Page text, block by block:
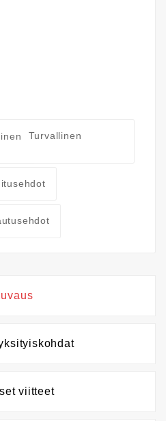
Turvallinen
viitteet